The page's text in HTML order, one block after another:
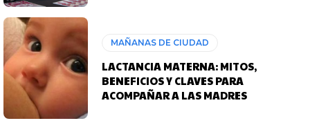
MAÑANAS DE CIUDAD
LACTANCIA MATERNA: MITOS,
BENEFICIOS Y CLAVES PARA
ACOMPAÑAR A LAS MADRES